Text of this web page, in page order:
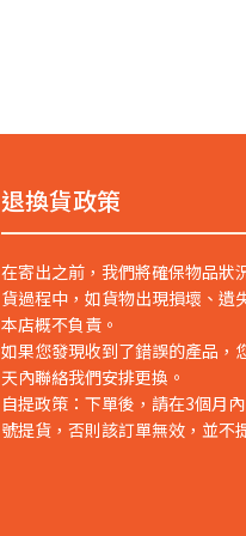
退換貨政策
在寄出之前，我們將確保物品狀
貨過程中，如貨物出現損壞、遺
本店概不負責。
如果您發現收到了錯誤的產品，
天內聯絡我們安排更換。
自提政策：下單後，請在3個月
號提貨，否則該訂單無效，並不